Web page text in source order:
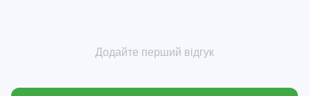
Додайте перший відгук